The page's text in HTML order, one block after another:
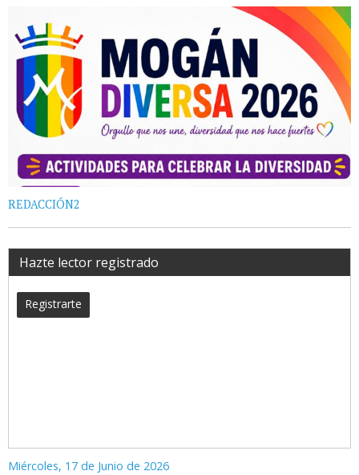
REDACCIÓN2
Hazte lector registrado
Registrarte
Miércoles, 17 de Junio de 2026